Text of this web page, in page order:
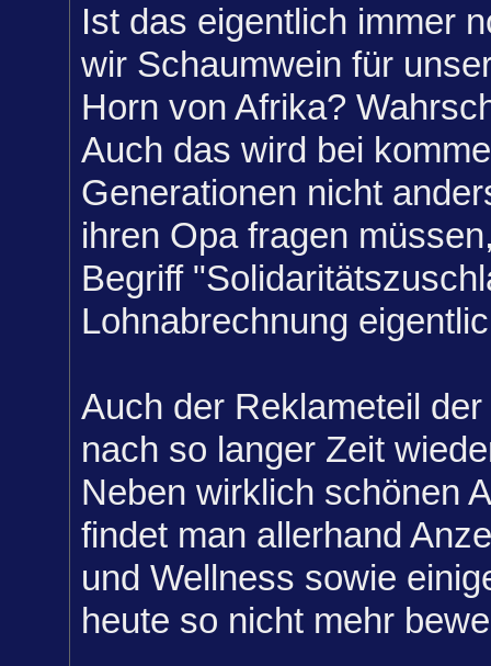
Ist das eigentlich immer
wir Schaumwein für
Horn von Afrika?
Auch das wird bei
Generationen nicht
ihren Opa fragen
Begriff
Lohnabrechnung
Auch der Reklameteil
nach so langer Zeit
Neben wirklich schönen
findet man allerhand
und Wellness sowie
heute so nicht mehr